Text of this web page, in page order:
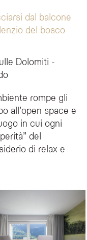
dal balcone
del bosco
Dolomiti -
per offrire un rifugio
curati e letto circolare.
diretto sulle Dolomiti.
in linea con l'esperienza
ideale per soggiorni in
SPA Hotel?
che include un
Suite Ascoltati?
rompe gli
all’open space e
in cui ogni
del
di relax e
privacy e il